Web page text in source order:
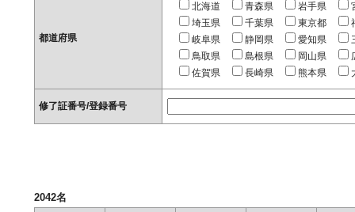
都道府県
北海道 青森県 岩手県
埼玉県
千葉県 東京都
岐阜県
静岡県 愛知県
鳥取県
島根県 岡山県
佐賀県
長崎県 熊本県
修了証番号/登録番号
2042名